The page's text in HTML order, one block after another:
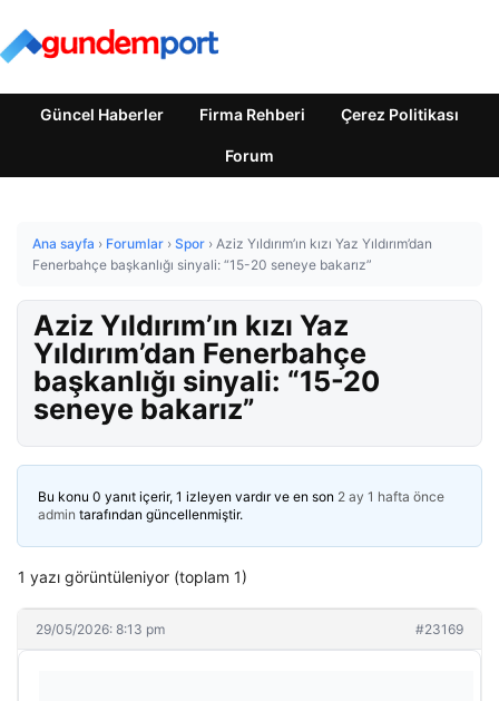
Güncel Haberler Firma Rehberi Çerez Politikası
Forum
Ana sayfa › Forumlar › Spor › Aziz Yıldırım’ın kızı Yaz Yıldırım’dan
Fenerbahçe başkanlığı sinyali: “15-20 seneye bakarız”
Aziz Yıldırım’ın kızı Yaz
Yıldırım’dan Fenerbahçe
başkanlığı sinyali: “15-20
seneye bakarız”
Bu konu 0 yanıt içerir, 1 izleyen vardır ve en son 2 ay 1 hafta önce
admin tarafından güncellenmiştir.
1 yazı görüntüleniyor (toplam 1)
29/05/2026: 8:13 pm #23169